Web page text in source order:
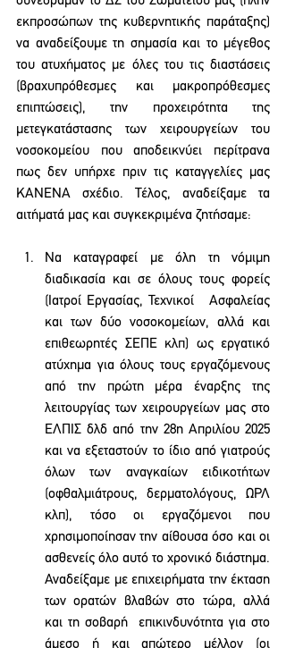
εκπροσώπων της κυβερνητικής παράταξης)
να αναδείξουμε τη σημασία και το μέγεθος
του ατυχήματος με όλες του τις διαστάσεις
(βραχυπρόθεσμες και μακροπρόθεσμες
επιπτώσεις), την προχειρότητα της
μετεγκατάστασης των χειρουργείων του
νοσοκομείου που αποδεικνύει περίτρανα
πως δεν υπήρχε πριν τις καταγγελίες μας
ΚΑΝΕΝΑ σχέδιο. Τέλος, αναδείξαμε τα
αιτήματά μας και συγκεκριμένα ζητήσαμε:
Να καταγραφεί με όλη τη νόμιμη
διαδικασία και σε όλους τους φορείς
(Ιατροί Εργασίας, Τεχνικοί   Ασφαλείας
και των δύο νοσοκομείων, αλλά και
επιθεωρητές ΣΕΠΕ κλπ) ως εργατικό
ατύχημα για όλους τους εργαζόμενους
από την πρώτη μέρα έναρξης της
λειτουργίας των χειρουργείων μας στο
ΕΛΠΙΣ δλδ από την 28η Απριλίου 2025
και να εξεταστούν το ίδιο από γιατρούς
όλων των αναγκαίων ειδικοτήτων
(οφθαλμιάτρους, δερματολόγους, ΩΡΛ
κλπ), τόσο οι εργαζόμενοι που
χρησιμοποίησαν την αίθουσα όσο και οι
ασθενείς όλο αυτό το χρονικό διάστημα.
Αναδείξαμε με επιχειρήματα την έκταση
των ορατών βλαβών στο τώρα, αλλά
και τη σοβαρή  επικινδυνότητα για στο
άμεσο ή και απώτερο μέλλον (οι